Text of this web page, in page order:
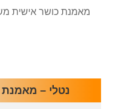
מאמנת כושר אישית משנת
נטלי –